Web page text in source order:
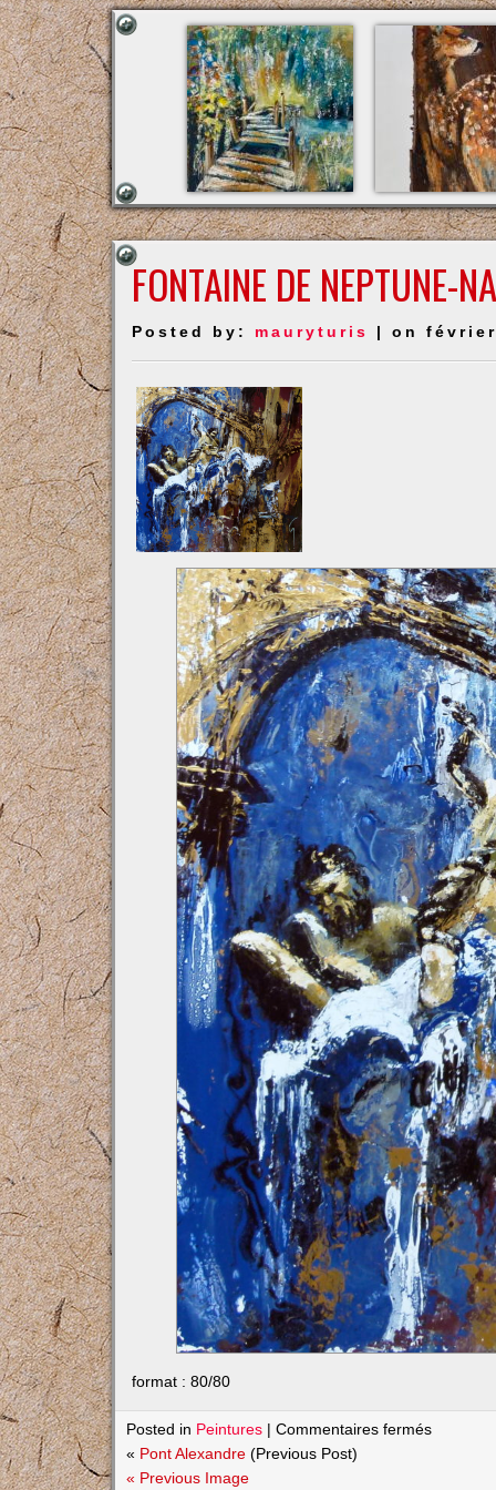
FONTAINE DE NEPTUNE-
Posted by: mauryturis | on février
format : 80/80
Posted in Peintures| Commentaires ferméssur
« Pont Alexandre(Previous Post)
« Previous Image